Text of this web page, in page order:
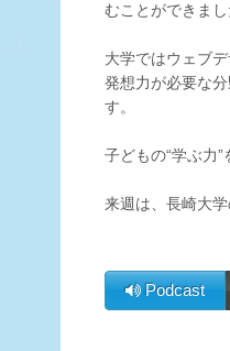
むことができまし
大学ではウェブ
発想力が必要な
す。
子どもの“学ぶ力”
来週は、長崎大学
Podcast